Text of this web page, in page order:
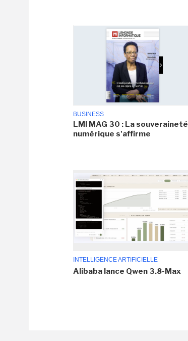
BUSINESS
LMI MAG 30 : La souveraineté
numérique s'affirme
INTELLIGENCE ARTIFICIELLE
Alibaba lance Qwen 3.8-Max